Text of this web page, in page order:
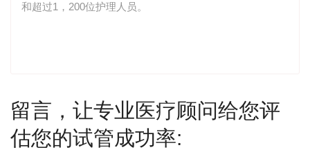
和超过1，200位护理人员。
留言，让专业医疗顾问给您评
估您的试管成功率: